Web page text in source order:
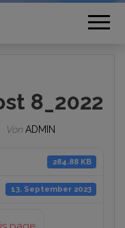
8_2022
Von ADMIN
284.88 KB
13. September 2023